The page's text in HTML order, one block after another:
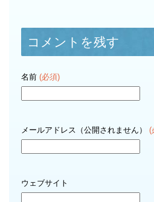
コメントを残す
名前 (必須)
メールアドレス（公開されません） (
ウェブサイト